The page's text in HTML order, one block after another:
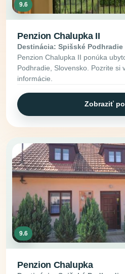
9.6
Penzion Chalupka II
Destinácia: Spišské Podhradie
Penzion Chalupka II ponúka
Podhradie, Slovensko. Pozrite si
informácie.
Zobraziť
9.6
Penzion Chalupka